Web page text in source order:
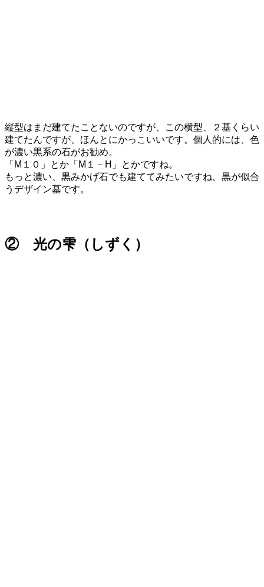
縦型はまだ建てたことないのですが、この横型、２基くらい
建てたんですが、ほんとにかっこいいです。個人的には、色
が濃い黒系の石がお勧め。
「M１０」とか「M１－H」とかですね。
もっと濃い、黒みかげ石でも建ててみたいですね。黒が似合
うデザイン墓です。
② 光の雫（しずく）